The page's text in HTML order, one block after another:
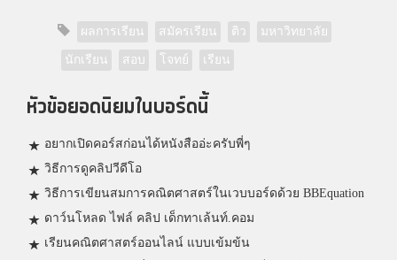
ผลการเรียน สมัครเรียน ติว มหาวิทยาลัย
นักเรียน สอบ โจทย์ เรียน
หัวข้อยอดนิยมในบอร์ดนี้
อยากเปิดคอร์สก่อนได้หนังสืออ่ะครับพี่ๆ
วิธีการดูคลิปวีดีโอ
วิธีการเขียนสมการคณิตศาสตร์ในเวบบอร์ดด้วย BBEquation
ดาว์นโหลด ไฟล์ คลิป เด็กทาเล้นท์.คอม
เรียนคณิตศาสตร์ออนไลน์ แบบเข้มข้น